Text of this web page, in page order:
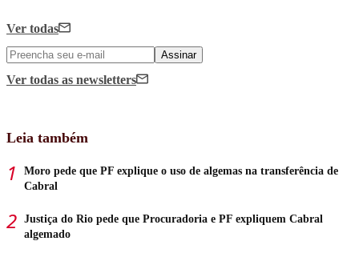
Ver todas
Assinar
Ver todas as newsletters
Leia também
Moro pede que PF explique o uso de algemas na transferência de
Cabral
Justiça do Rio pede que Procuradoria e PF expliquem Cabral
algemado